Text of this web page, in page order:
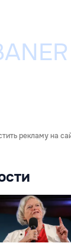
рекламу на